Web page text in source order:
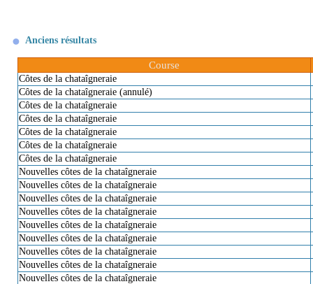
Anciens résultats
Course
Côtes de la chataîgneraie
Côtes de la chataîgneraie (annulé)
Côtes de la chataîgneraie
Côtes de la chataîgneraie
Côtes de la chataîgneraie
Côtes de la chataîgneraie
Côtes de la chataîgneraie
Nouvelles côtes de la chataîgneraie
Nouvelles côtes de la chataîgneraie
Nouvelles côtes de la chataîgneraie
Nouvelles côtes de la chataîgneraie
Nouvelles côtes de la chataîgneraie
Nouvelles côtes de la chataîgneraie
Nouvelles côtes de la chataîgneraie
Nouvelles côtes de la chataîgneraie
Nouvelles côtes de la chataîgneraie